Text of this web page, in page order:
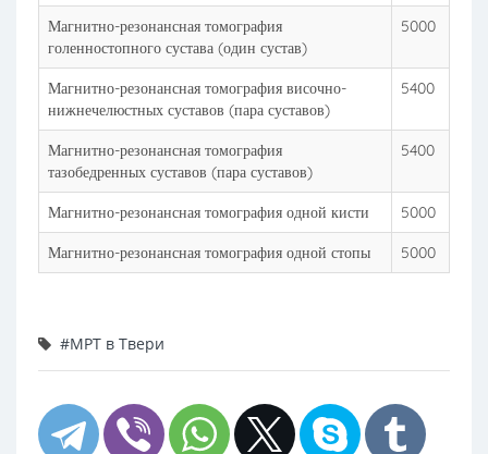
Магнитно-резонансная томография
голенностопного сустава (один сустав)
5000
Магнитно-резонансная томография височно-
нижнечелюстных суставов (пара суставов)
5400
Магнитно-резонансная томография
тазобедренных суставов (пара суставов)
5400
Магнитно-резонансная томография одной кисти 5000
Магнитно-резонансная томография одной стопы 5000
#МРТ в Твери